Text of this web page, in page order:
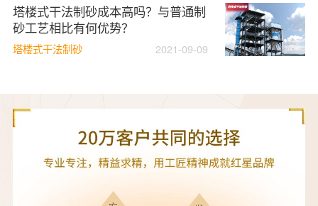
塔楼式干法制砂成本高吗？与普通制
砂工艺相比有何优势？
塔楼式干法制砂 2021-09-09